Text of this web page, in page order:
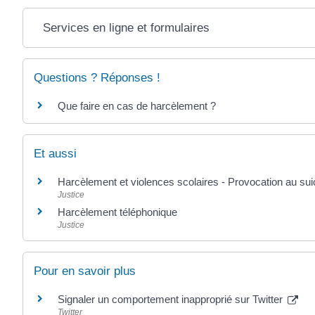
Services en ligne et formulaires
Questions ? Réponses !
Que faire en cas de harcèlement ?
Et aussi
Harcèlement et violences scolaires - Provocation au
Justice
Harcèlement téléphonique
Justice
Pour en savoir plus
Signaler un comportement inapproprié sur Twitter
Twitter